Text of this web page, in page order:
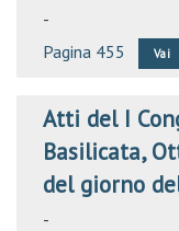
-
Pagina 455
Vai
Atti del I
Basilicata,
del giorno
-